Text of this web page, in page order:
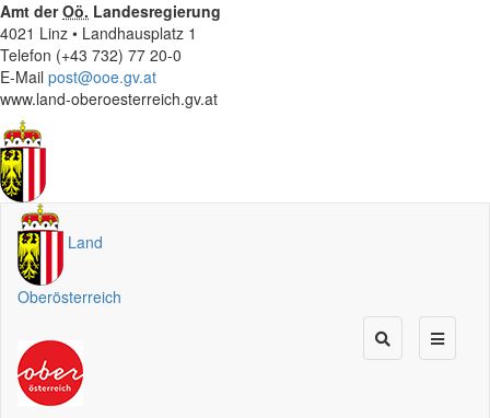
Amt derOö. Landesregierung
4021 Linz • Landhausplatz 1
Telefon (+43 732) 77 20-0
E-Mail post@ooe.gv.at
www.land-oberoesterreich.gv.at
Land
Oberösterreich